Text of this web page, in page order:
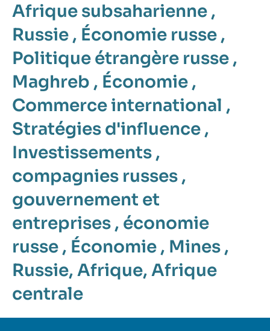
Afrique subsaharienne ,
Russie , Économie russe ,
Politique étrangère russe ,
Maghreb , Économie ,
Commerce international ,
Stratégies d'influence ,
Investissements ,
compagnies russes ,
gouvernement et
entreprises , économie
russe , Économie , Mines ,
Russie, Afrique, Afrique
centrale